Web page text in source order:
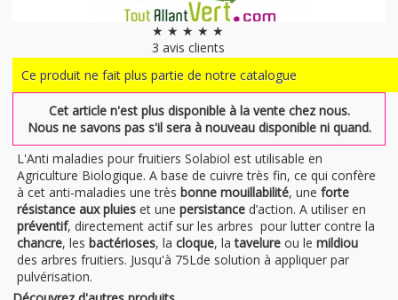
★ ★ ★ ★ ★
3 avis clients
Ce produit ne fait plus partie de notre catalogue
Cet article n'est plus disponible à la vente chez nous.
Nous ne savons pas s'il sera à nouveau disponible ni quand.
L'Anti maladies pour fruitiers Solabiol est utilisable en
Agriculture Biologique. A base de cuivre très fin, ce qui confère
à cet anti-maladies une très bonne mouillabilité, une forte
résistance aux pluies et une persistance d’action. A utiliser en
préventif, directement actif sur les arbres pour lutter contre la
chancre, les bactérioses, la cloque, latavelure ou le mildiou
des arbres fruitiers. Jusqu'à 75Lde solution à appliquer par
pulvérisation.